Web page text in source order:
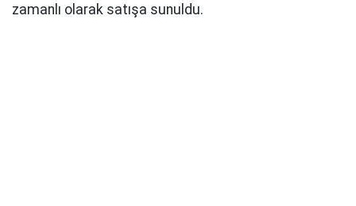
zamanlı olarak satışa sunuldu.